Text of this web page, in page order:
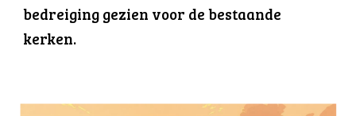
bedreiging gezien voor de bestaande
kerken.